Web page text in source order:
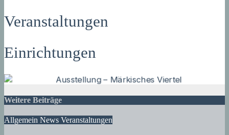
Veranstaltungen
Einrichtungen
Weitere Beiträge
Allgemein News Veranstaltungen